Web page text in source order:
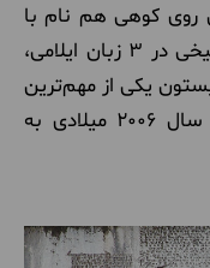
روی کوهی هم نام با
خودش قرار دارد و یک متن به خط میخی در 3 زبان ایلامی،
یکی از مهم‌ترین
سندهای تاریخی جهان است که در سال 2006 میلادی به